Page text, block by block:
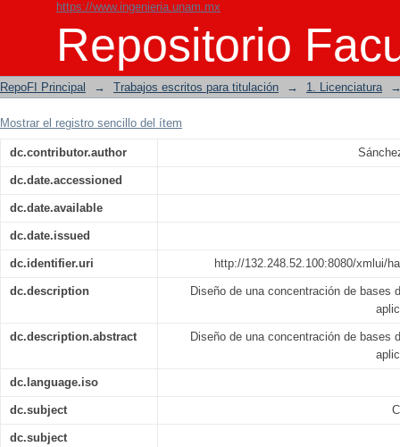
https://www.ingenieria.unam.mx
Repositorio
Diseño y manufactura de una
RepoFI Principal → Trabajos escritos para titulación → 1. Licenciatura
Mostrar el registro sencillo del ítem
dc.contributor.author
dc.date.accessioned
dc.date.available
dc.date.issued
dc.identifier.uri http://132.248.52.100:8080/xmlui/
dc.description
Diseño de una concentración de bases
dc.description.abstract
Diseño de una concentración de bases
dc.language.iso
dc.subject
dc.subject